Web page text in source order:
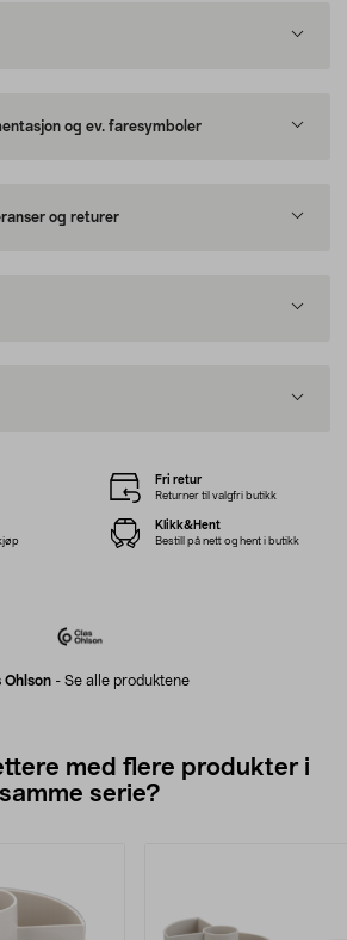
og ev. faresymboler
og returer
Ohlson- Se alle produktene
Fri retur
Returner til valgfri butikk
Klikk&Hent
Bestill på nett og hent i butikk
med flere produkter i
samme serie?